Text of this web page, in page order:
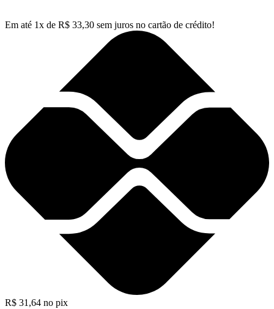
Em até 1x de R$ 33,30 sem juros no cartão de crédito!
R$ 31,64 no pix